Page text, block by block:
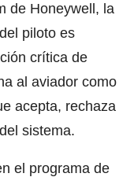
de Honeywell, la
piloto es
crítica de
al aviador como
acepta, rechaza
sistema.
el programa de